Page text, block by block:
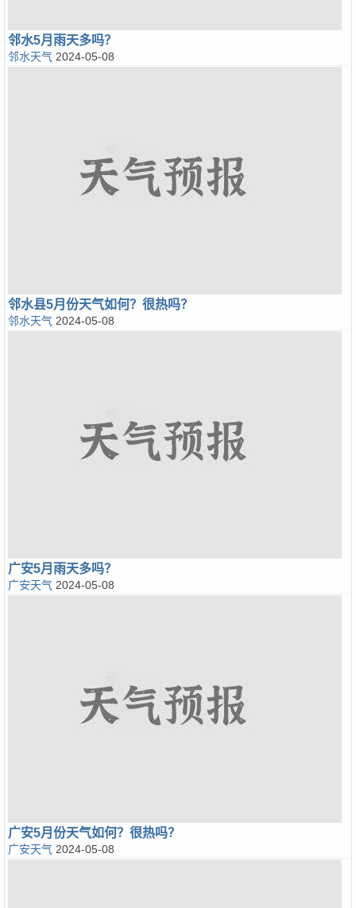
邻水5月雨天多吗？
邻水天气 2024-05-08
邻水县5月份天气如何？很热吗？
邻水天气 2024-05-08
广安5月雨天多吗？
广安天气 2024-05-08
广安5月份天气如何？很热吗？
广安天气 2024-05-08